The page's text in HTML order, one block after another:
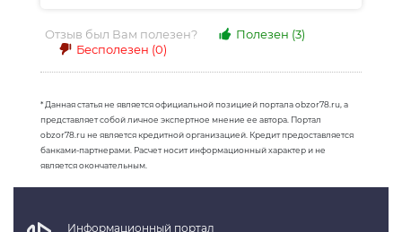
Отзыв был Вам полезен? Полезен (3)
Бесполезен (0)
* Данная статья не является официальной позицией портала obzor78.ru, а
представляет собой личное экспертное мнение ее автора. Портал
obzor78.ru не является кредитной организацией. Кредит предоставляется
банками-партнерами. Расчет носит информационный характер и не
является окончательным.
Информационный портал